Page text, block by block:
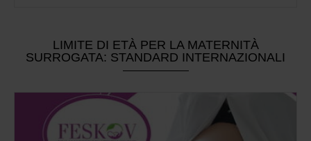
LIMITE DI ETÀ PER LA MATERNITÀ
SURROGATA: STANDARD INTERNAZIONALI